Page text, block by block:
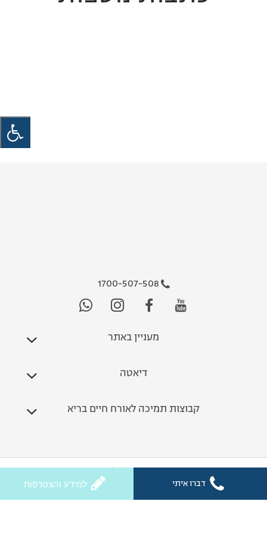
1700-507-508
מעניין באתר
דיאטה
קבוצות תמיכה לאורח חיים בריא
כל הזכויות שמורות לחלי ממן 2026
דברו איתי
למידע והצטרפות